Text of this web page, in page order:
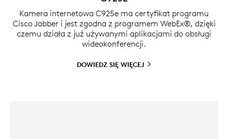
Kamera internetowa C925e ma certyfikat programu
Cisco Jabber i jest zgodna z programem WebEx®, dzięki
czemu działa z już używanymi aplikacjami do obsługi
wideokonferencji.
DOWIEDZ SIĘ WIĘCEJ